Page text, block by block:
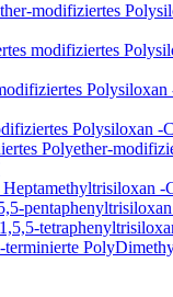
modifiziertes
modifiziertes
Polysiloxan
Polyether-
Heptamethyltrisiloxan